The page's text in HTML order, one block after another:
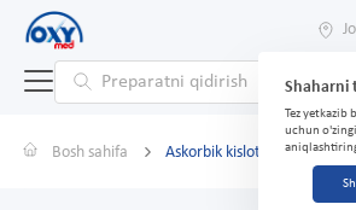
Shaharni
Tez yetkazib
uchun
Bosh sahifa Askorbik kislota bilan